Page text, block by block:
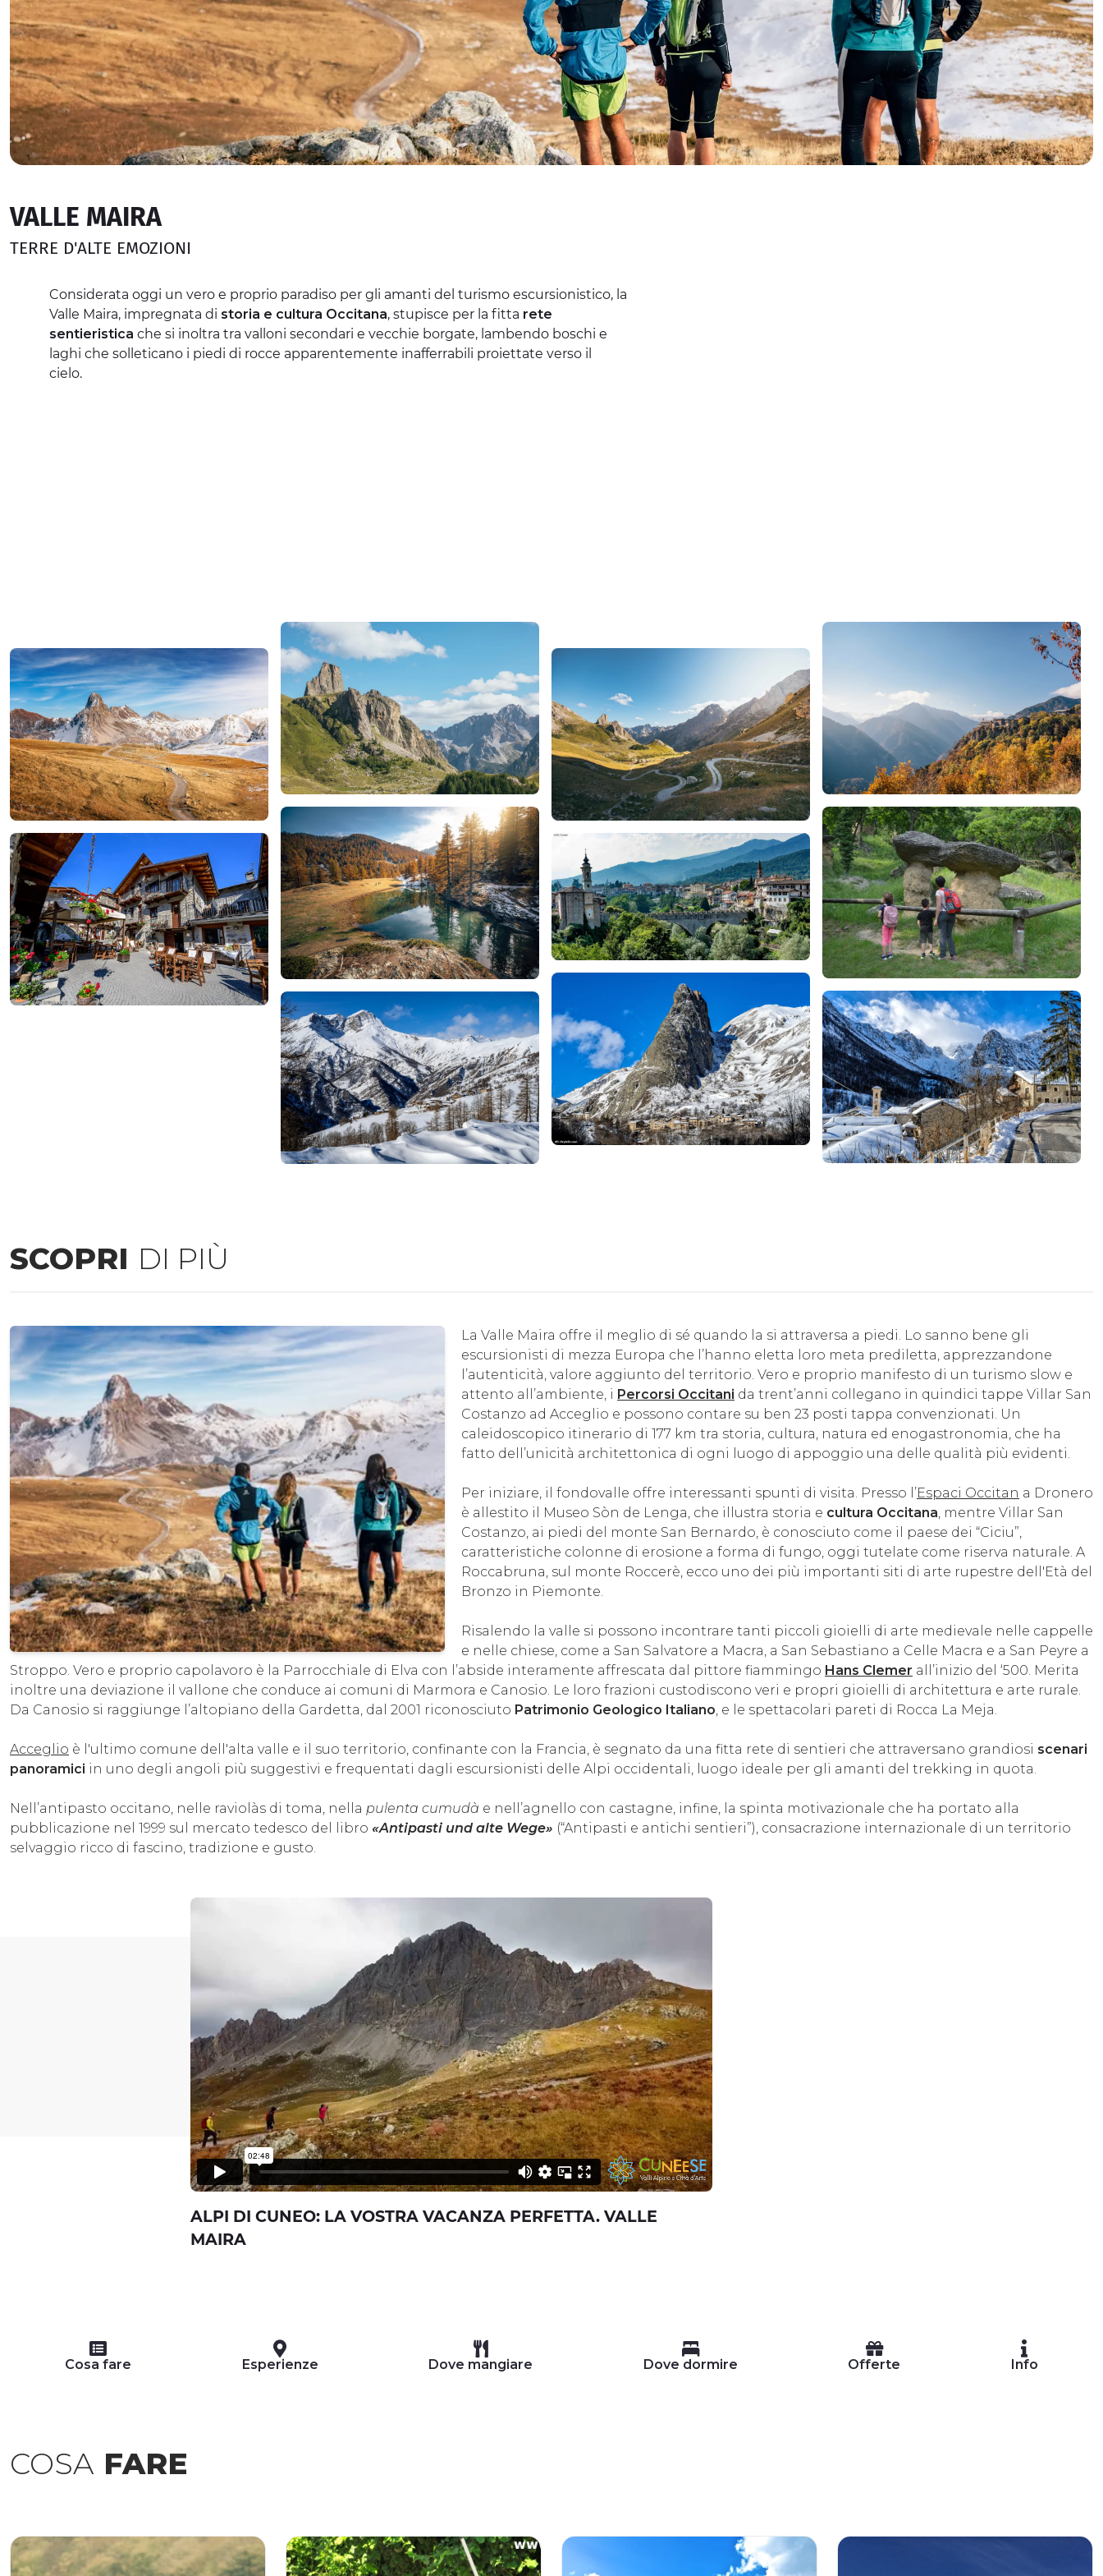
VALLE MAIRA
TERRE D'ALTE EMOZIONI
Considerata oggi un vero e proprio paradiso per gli amanti del turismo escursionistico, la
Valle Maira, impregnata di storia e cultura Occitana, stupisce per la fitta rete
sentieristica che si inoltra tra valloni secondari e vecchie borgate, lambendo boschi e
laghi che solleticano i piedi di rocce apparentemente inafferrabili proiettate verso il
cielo.
SCOPRI DI PIÙ
La Valle Maira offre il meglio di sé quando la si attraversa a piedi. Lo sanno bene gli
escursionisti di mezza Europa che l’hanno eletta loro meta prediletta, apprezzandone
l’autenticità, valore aggiunto del territorio. Vero e proprio manifesto di un turismo slow e
attento all’ambiente, i Percorsi Occitani da trent’anni collegano in quindici tappe Villar San
Costanzo ad Acceglio e possono contare su ben 23 posti tappa convenzionati. Un
caleidoscopico itinerario di 177 km tra storia, cultura, natura ed enogastronomia, che ha
fatto dell’unicità architettonica di ogni luogo di appoggio una delle qualità più evidenti.
Per iniziare, il fondovalle offre interessanti spunti di visita. Presso l’Espaci Occitan a Dronero
è allestito il Museo Sòn de Lenga, che illustra storia e cultura Occitana, mentre Villar San
Costanzo, ai piedi del monte San Bernardo, è conosciuto come il paese dei “Ciciu”,
caratteristiche colonne di erosione a forma di fungo, oggi tutelate come riserva naturale. A
Roccabruna, sul monte Roccerè, ecco uno dei più importanti siti di arte rupestre dell'Età del
Bronzo in Piemonte.
Risalendo la valle si possono incontrare tanti piccoli gioielli di arte medievale nelle cappelle
e nelle chiese, come a San Salvatore a Macra, a San Sebastiano a Celle Macra e a San Peyre a
Stroppo. Vero e proprio capolavoro è la Parrocchiale di Elva con l’abside interamente affrescata dal pittore fiammingo Hans Clemer all’inizio del ‘500. Merita
inoltre una deviazione il vallone che conduce ai comuni di Marmora e Canosio. Le loro frazioni custodiscono veri e propri gioielli di architettura e arte rurale.
Da Canosio si raggiunge l’altopiano della Gardetta, dal 2001 riconosciuto Patrimonio Geologico Italiano, e le spettacolari pareti di Rocca La Meja.
Acceglio è l'ultimo comune dell'alta valle e il suo territorio, confinante con la Francia, è segnato da una fitta rete di sentieri che attraversano grandiosi scenari
panoramici in uno degli angoli più suggestivi e frequentati dagli escursionisti delle Alpi occidentali, luogo ideale per gli amanti del trekking in quota.
Nell’antipasto occitano, nelle raviolàs di toma, nella pulenta cumudà e nell’agnello con castagne, infine, la spinta motivazionale che ha portato alla
pubblicazione nel 1999 sul mercato tedesco del libro «Antipasti und alte Wege» (“Antipasti e antichi sentieri”), consacrazione internazionale di un territorio
selvaggio ricco di fascino, tradizione e gusto.
ALPI DI CUNEO: LA VOSTRA VACANZA PERFETTA. VALLE
MAIRA
Cosa fare Esperienze Dove mangiare Dove dormire Offerte Info
COSA FARE